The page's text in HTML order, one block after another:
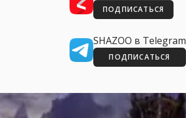
ПОДПИСАТЬСЯ
SHAZOO в Telegram
ПОДПИСАТЬСЯ